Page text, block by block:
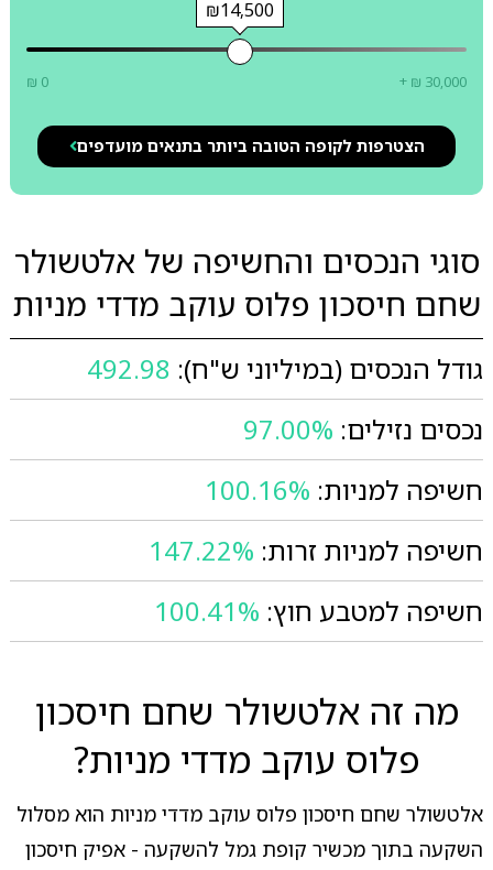
₪14,500
₪ 0 + ₪ 30,000
הצטרפות לקופה הטובה ביותר בתנאים מועדפים
סוגי הנכסים והחשיפה של אלטשולר
שחם חיסכון פלוס עוקב מדדי מניות
גודל הנכסים (במיליוני ש"ח): 492.98
נכסים נזילים: 97.00%
חשיפה למניות: 100.16%
חשיפה למניות זרות: 147.22%
חשיפה למטבע חוץ: 100.41%
מה זה אלטשולר שחם חיסכון
פלוס עוקב מדדי מניות?
אלטשולר שחם חיסכון פלוס עוקב מדדי מניות הוא מסלול
השקעה בתוך מכשיר קופת גמל להשקעה - אפיק חיסכון